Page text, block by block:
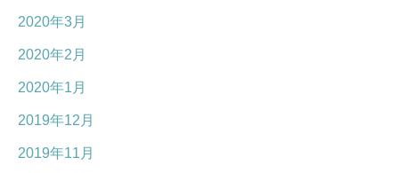
2020年3月
2020年2月
2020年1月
2019年12月
2019年11月